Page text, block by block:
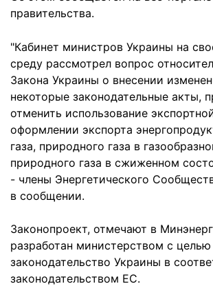
правительства.
"Кабинет министров Украины на
среду рассмотрел вопрос
Закона Украины о внесении
некоторые законодательные акты,
отменить использование
оформлении экспорта
газа, природного газа в
природного газа в сжиженном
- члены Энергетического
в сообщении.
Законопроект, отмечают в
разработан министерством с
законодательство Украины в
законодательством ЕС.